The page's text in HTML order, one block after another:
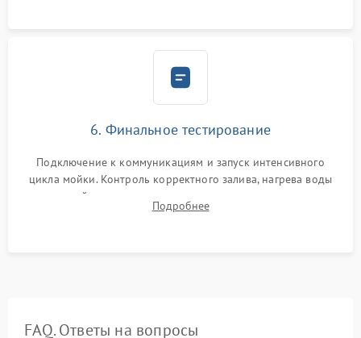
6. Финальное тестирование
Подключение к коммуникациям и запуск интенсивного
цикла мойки. Контроль корректного залива, нагрева воды
до нужной температуры, отсутствия посторонних шумов,
штатного слива и абсолютной сухости в поддоне.
Подробнее
FAQ. Ответы на вопросы